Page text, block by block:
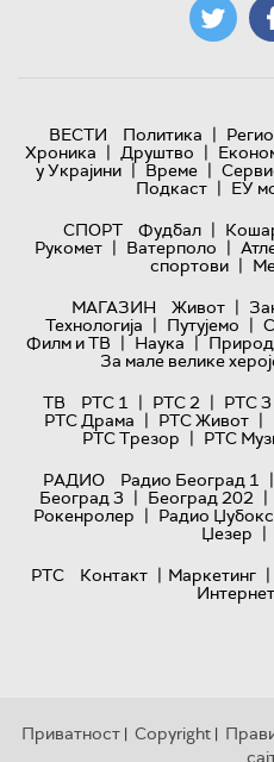
ВЕСТИ Политика |
Хроника | Друштво |
у Украјини | Време |
Подкаст | ЕУ
СПОРТ
Фудбал |
Рукомет | Ватерполо |
спортови |
МАГАЗИН
Живот |
Технологијa | Путујемо |
Филм и ТВ | Наука |
За мале велике
ТВ
РТС 1 | РТС 2 | РТС 3
РТС Драма | РТС Живот |
РТС Трезор | РТС
РАДИО
Радио Београд 1 |
Београд 3 | Београд 202 |
Рокенролер | Радио Џубокс
Џезер |
РТС
Контакт | Маркетинг |
Приватност | Copyright |